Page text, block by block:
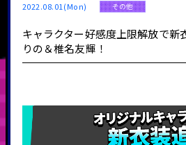
2022.08.01(Mon) その他
キャラクター好感度上限解放で新
りの＆椎名友輝！